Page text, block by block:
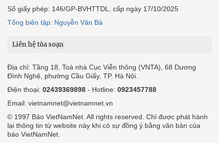
Số giấy phép: 146/GP-BVHTTDL, cấp ngày 17/10/2025
Tổng biên tập: Nguyễn Văn Bá
Liên hệ tòa soạn
Địa chỉ: Tầng 18, Toà nhà Cục Viễn thông (VNTA), 68 Dương
Đình Nghệ, phường Cầu Giấy, TP. Hà Nội.
Điện thoại: 02439369898 - Hotline: 0923457788
Email: vietnamnet@vietnamnet.vn
© 1997 Báo VietNamNet. All rights reserved. Chỉ được phát hành
lại thông tin từ website này khi có sự đồng ý bằng văn bản của
báo VietNamNet.